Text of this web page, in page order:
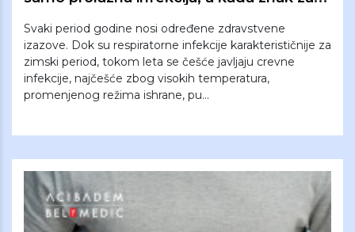
Svaki period godine nosi određene zdravstvene
izazove. Dok su respiratorne infekcije karakterističnije za
zimski period, tokom leta se češće javljaju crevne
infekcije, najčešće zbog visokih temperatura,
promenjenog režima ishrane, pu...